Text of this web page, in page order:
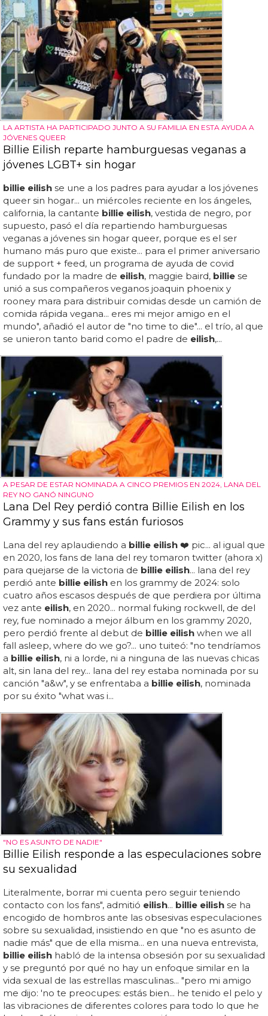
LA ARTISTA HA PARTICIPADO JUNTO A SU FAMILIA EN ESTA AYUDA A
JÓVENES QUEER
Billie Eilish reparte hamburguesas veganas a
jóvenes LGBT+ sin hogar
billie eilish se une a los padres para ayudar a los jóvenes
queer sin hogar... un miércoles reciente en los ángeles,
california, la cantante billie eilish, vestida de negro, por
supuesto, pasó el día repartiendo hamburguesas
veganas a jóvenes sin hogar queer, porque es el ser
humano más puro que existe... para el primer aniversario
de support + feed, un programa de ayuda de covid
fundado por la madre de eilish, maggie baird, billie se
unió a sus compañeros veganos joaquin phoenix y
rooney mara para distribuir comidas desde un camión de
comida rápida vegana... eres mi mejor amigo en el
mundo", añadió el autor de "no time to die"... el trío, al que
se unieron tanto barid como el padre de eilish,...
A PESAR DE ESTAR NOMINADA A CINCO PREMIOS EN 2024, LANA DEL
REY NO GANÓ NINGUNO
Lana Del Rey perdió contra Billie Eilish en los
Grammy y sus fans están furiosos
Lana del rey aplaudiendo a billie eilish ❤️ pic... al igual que
en 2020, los fans de lana del rey tomaron twitter (ahora x)
para quejarse de la victoria de billie eilish... lana del rey
perdió ante billie eilish en los grammy de 2024: solo
cuatro años escasos después de que perdiera por última
vez ante eilish, en 2020... normal fuking rockwell, de del
rey, fue nominado a mejor álbum en los grammy 2020,
pero perdió frente al debut de billie eilish when we all
fall asleep, where do we go?... uno tuiteó: "no tendríamos
a billie eilish, ni a lorde, ni a ninguna de las nuevas chicas
alt, sin lana del rey... lana del rey estaba nominada por su
canción "a&w", y se enfrentaba a billie eilish, nominada
por su éxito "what was i...
"NO ES ASUNTO DE NADIE"
Billie Eilish responde a las especulaciones sobre
su sexualidad
Literalmente, borrar mi cuenta pero seguir teniendo
contacto con los fans", admitió eilish... billie eilish se ha
encogido de hombros ante las obsesivas especulaciones
sobre su sexualidad, insistiendo en que "no es asunto de
nadie más" que de ella misma... en una nueva entrevista,
billie eilish habló de la intensa obsesión por su sexualidad
y se preguntó por qué no hay un enfoque similar en la
vida sexual de las estrellas masculinas... "pero mi amigo
me dijo: 'no te preocupes: estás bien... he tenido el pelo y
las vibraciones de diferentes colores para todo lo que he